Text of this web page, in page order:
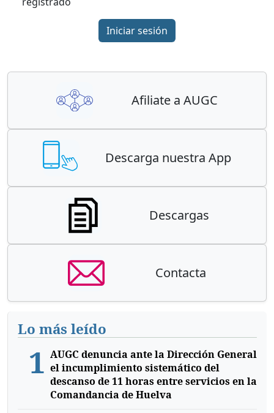
Iniciar sesión
Afiliate a AUGC
Descarga nuestra App
Descargas
Contacta
Lo más leído
1 AUGC denuncia ante la Dirección General
el incumplimiento sistemático del
descanso de 11 horas entre servicios en la
Comandancia de Huelva